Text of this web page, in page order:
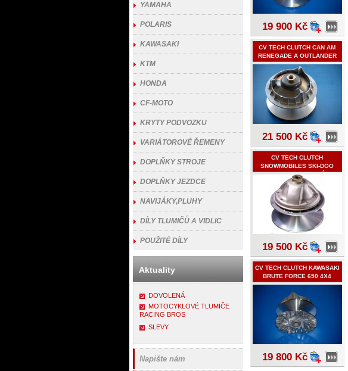
19 900 Kč
CV TECH CLUTCH CAN AM
RENEGADE A OUTLANDER
1000
21 500 Kč
CV TECH CLUTCH
SNOWMOBILES SKI-DOO
VODOU CHLAZENÉ
19 500 Kč
CV TECH CLUTCH KAWASAKI
BRUTE FORCE 650 4X4
19 800 Kč
YAMAHA
POLARIS
KAWASAKI
KTM
HONDA
CF-MOTO
KRYTY PODVOZKU
VARIÁTOROVÉ ŘEMENY
DOPLŇKY STROJE
DOPLŇKY JEZDCE
NAVIJÁKY,PLUHY
DÍLY TLUMIČŮ A VIDLIC
POUŽITÉ DÍLY
Aktuality
DOVOLENÁ
MOTOCYKLOVÉ TLUMIČE
RACING BROS
SLEVY
Napište nám